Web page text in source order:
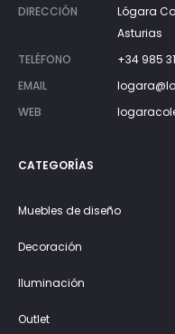
DIRECCIÓN
Lógara
Asturias
TELÉFONO
+34 985
EMAIL
WEB
CATEGORÍAS
Muebles de diseño
Decoración
Iluminación
Outlet